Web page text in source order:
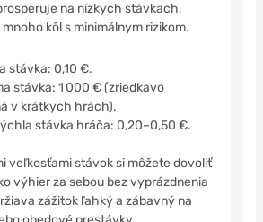
na nízkych stávkach,
kôl s minimálnym rizikom.
stávka: 0,10 €.
stávka: 1 000 € (zriedkavo
v krátkych hrách).
stávka hráča: 0,20–0,50 €.
veľkosťami stávok si môžete dovoliť
výhier za sebou bez vyprázdnenia
zážitok ľahký a zábavný na